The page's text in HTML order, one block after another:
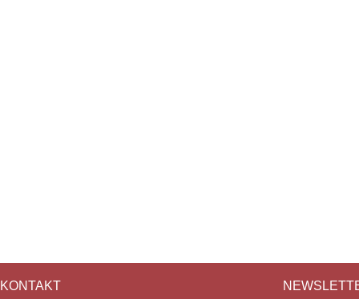
KONTAKT